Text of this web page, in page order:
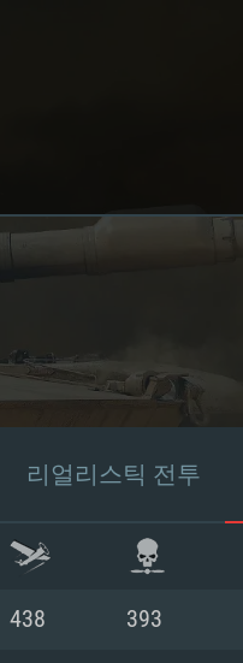
리얼리스틱 전투
438 393